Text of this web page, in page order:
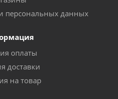
персональных данных
оплаты
доставки
на товар